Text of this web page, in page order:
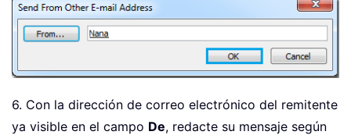
6. Con la dirección de correo electrónico del remitente
ya visible en el campo De, redacte su mensaje según